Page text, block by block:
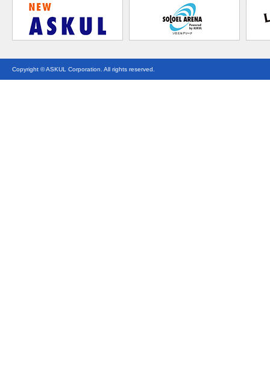
Copyright © ASKUL Corporation. All rights reserved.